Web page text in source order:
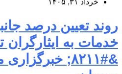
خرداد ۳۱, ۱۴۰۵
روند تعیین درصد
خدمات به
&#۸۲۱۱;